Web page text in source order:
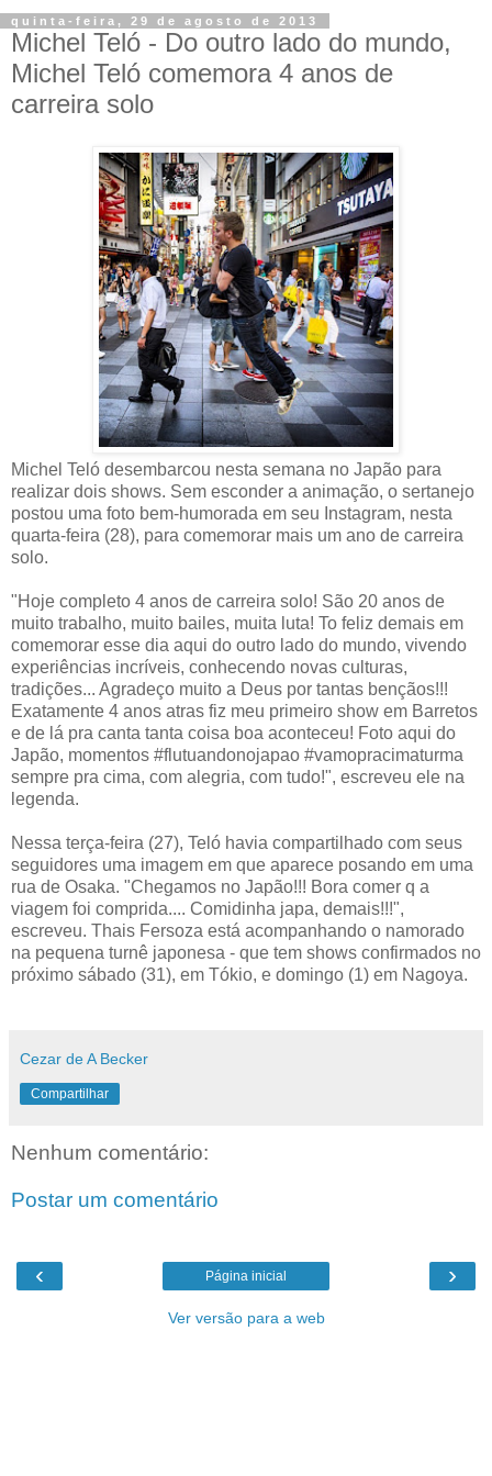
quinta-feira, 29 de agosto de 2013
Michel Teló - Do outro lado do mundo,
Michel Teló comemora 4 anos de
carreira solo
Michel Teló desembarcou nesta semana no Japão para
realizar dois shows. Sem esconder a animação, o sertanejo
postou uma foto bem-humorada em seu Instagram, nesta
quarta-feira (28), para comemorar mais um ano de carreira
solo.
"Hoje completo 4 anos de carreira solo! São 20 anos de
muito trabalho, muito bailes, muita luta! To feliz demais em
comemorar esse dia aqui do outro lado do mundo, vivendo
experiências incríveis, conhecendo novas culturas,
tradições... Agradeço muito a Deus por tantas bençãos!!!
Exatamente 4 anos atras fiz meu primeiro show em Barretos
e de lá pra canta tanta coisa boa aconteceu! Foto aqui do
Japão, momentos #flutuandonojapao #vamopracimaturma
sempre pra cima, com alegria, com tudo!", escreveu ele na
legenda.
Nessa terça-feira (27), Teló havia compartilhado com seus
seguidores uma imagem em que aparece posando em uma
rua de Osaka. "Chegamos no Japão!!! Bora comer q a
viagem foi comprida.... Comidinha japa, demais!!!",
escreveu. Thais Fersoza está acompanhando o namorado
na pequena turnê japonesa - que tem shows confirmados no
próximo sábado (31), em Tókio, e domingo (1) em Nagoya.
Cezar de A Becker
Compartilhar
Nenhum comentário:
Postar um comentário
‹ ›
Página inicial
Ver versão para a web